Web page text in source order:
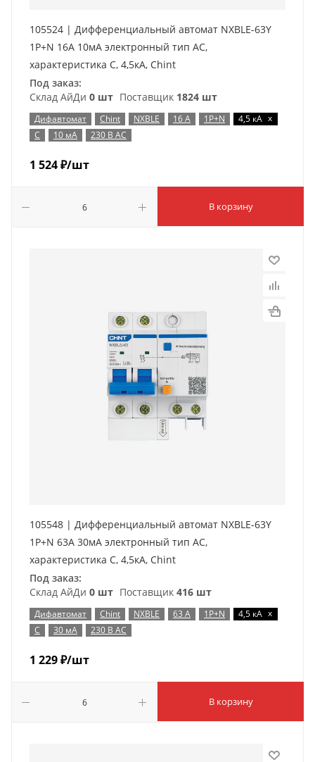
105524 | Дифференциальный автомат NXBLE-63Y
1P+N 16А 10мА электронный тип AС,
характеристика C, 4,5кА, Chint
Под заказ:
Склад АйДи 0 шт Поставщик 1824 шт
Дифавтомат Chint NXBLE 16 А 1P+N 4,5 кА x
C
10 мА 230 В AC
1 524₽/шт
В корзину
105548 | Дифференциальный автомат NXBLE-63Y
1P+N 63А 30мА электронный тип AС,
характеристика C, 4,5кА, Chint
Под заказ:
Склад АйДи 0 шт Поставщик 416 шт
Дифавтомат Chint NXBLE 63 А 1P+N 4,5 кА x
C
30 мА 230 В AC
1 229₽/шт
В корзину